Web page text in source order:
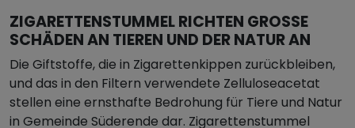
ZIGARETTENSTUMMEL RICHTEN GROSSE S
CHÄDEN AN TIEREN UND DER NATUR AN
Die Giftstoffe, die in Zigarettenkippen zurückbleiben,
und das in den Filtern verwendete Zelluloseacetat
stellen eine ernsthafte Bedrohung für Tiere und Natur
in Gemeinde Süderende dar. Zigarettenstummel